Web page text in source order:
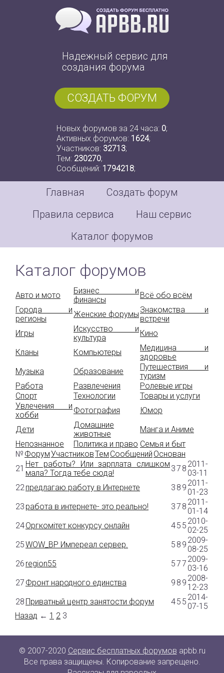
Надежный сервис для
создания форума
СОЗДАТЬ ФОРУМ
Новых форумов за 24 часа: 0;
Активных форумов: 1624;
Участников: 32713;
Тем: 230270;
Сообщений: 1794218;
Главная
Создать форум
Правила сервиса
Наш сервис
Каталог форумов
Каталог форумов
Авто и мото
Бизнес и
финансы
Всё обо всём
Города и
регионы
Женские форумы Знакомства и
встречи
Игры
Искусство и
культура
Кино
Кланы
Компьютеры
Медицина и
здоровье
Музыка
Образование
Путешествия и
туризм
Работа
Развлечения
Ролевые игры
Спорт
Технологии
Товары и услуги
Увлечения и
хобби
Фотография
Юмор
Дети
Домашние
животные
Манга и Аниме
Непознанное
Политика и право Семья и быт
№ ФорумУчастниковТем Сообщений Основан
21 Нет работы? Или зарплата слишком
мала? Тогда тебе сюда!
37 8 2011-
03-11
22предлагаю работу в Интернете 3 8 9 2011-
01-23
23 работа в интернете- это реально! 37 8 2011-
01-14
24Оргкомітет конкурсу онлайн 45 5 2010-
02-25
25WOW_BP Импереал сервер. 5 8 9 2009-
08-25
26 region55 577 2009-
03-16
27 Фронт народного единства 9 8 9 2008-
12-23
28 Приватный центр занятости форум 45 5 2014-
07-15
Назад ← 1 2 3
© 2007-2020 Сервис бесплатных форумов apbb.ru
Все права защищены. Копирование запрещено.